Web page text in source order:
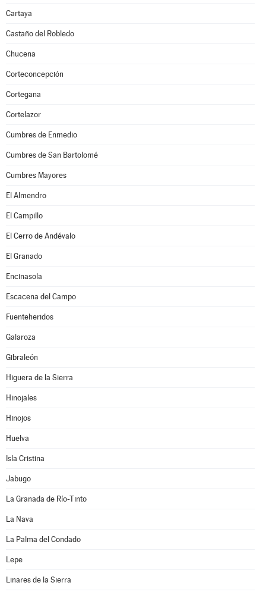
Cartaya
Castaño del Robledo
Chucena
Corteconcepción
Cortegana
Cortelazor
Cumbres de Enmedio
Cumbres de San Bartolomé
Cumbres Mayores
El Almendro
El Campillo
El Cerro de Andévalo
El Granado
Encinasola
Escacena del Campo
Fuenteheridos
Galaroza
Gibraleón
Higuera de la Sierra
Hinojales
Hinojos
Huelva
Isla Cristina
Jabugo
La Granada de Río-Tinto
La Nava
La Palma del Condado
Lepe
Linares de la Sierra